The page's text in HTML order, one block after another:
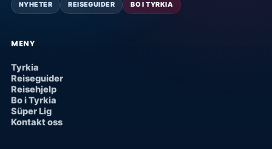
NYHETER REISEGUIDER BO I TYRKIA
MENY
Tyrkia
Reiseguider
Reisehjelp
Bo i Tyrkia
Süper Lig
Kontakt oss